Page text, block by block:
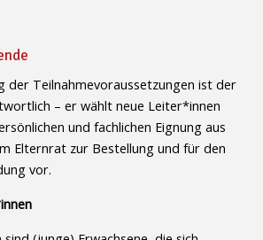
der Teilnahmevoraussetzungen ist der
– er wählt neue Leiter*innen
und fachlichen Eignung aus
Elternrat zur Bestellung und für den
vor.